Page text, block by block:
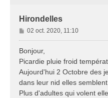
Hirondelles
M
e
s
s
g
e
02 oct. 2020, 11:10
Bonjour,
Picardie pluie froid
Aujourd'hui 2 Octobre des
dans leur nid elles
Plus d'adultes qui volent